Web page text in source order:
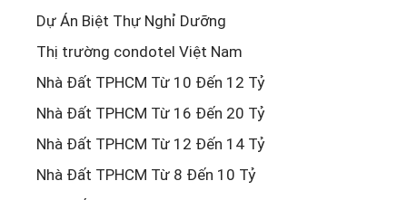
Dự Án Biệt Thự Nghỉ Dưỡng
Thị trường condotel Việt Nam
Nhà Đất TPHCM Từ 10 Đến 12 Tỷ
Nhà Đất TPHCM Từ 16 Đến 20 Tỷ
Nhà Đất TPHCM Từ 12 Đến 14 Tỷ
Nhà Đất TPHCM Từ 8 Đến 10 Tỷ